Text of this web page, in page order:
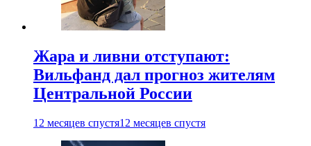
Жара и ливни отступают:
Вильфанд дал прогноз жителям
Центральной России
12 месяцев спустя12 месяцев спустя